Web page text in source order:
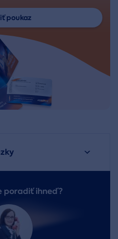
poukaz
poradiť ihneď?